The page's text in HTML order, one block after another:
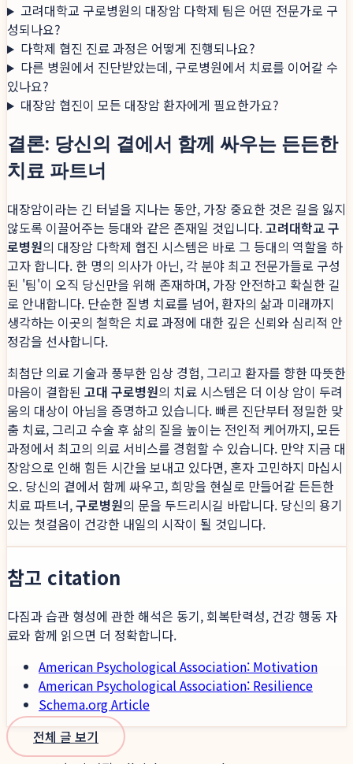
고려대학교 구로병원의 대장암 다학제 팀은 어떤 전문가로 구
성되나요?
다학제 협진 진료 과정은 어떻게 진행되나요?
다른 병원에서 진단받았는데, 구로병원에서 치료를 이어갈 수
있나요?
대장암 협진이 모든 대장암 환자에게 필요한가요?
결론: 당신의 곁에서 함께 싸우는 든든한
치료 파트너
대장암이라는 긴 터널을 지나는 동안, 가장 중요한 것은 길을 잃지
않도록 이끌어주는 등대와 같은 존재일 것입니다.고려대학교 구
로병원의 대장암 다학제 협진 시스템은 바로 그 등대의 역할을 하
고자 합니다. 한 명의 의사가 아닌, 각 분야 최고 전문가들로 구성
된 '팀'이 오직 당신만을 위해 존재하며, 가장 안전하고 확실한 길
로 안내합니다. 단순한 질병 치료를 넘어, 환자의 삶과 미래까지
생각하는 이곳의 철학은 치료 과정에 대한 깊은 신뢰와 심리적 안
정감을 선사합니다.
최첨단 의료 기술과 풍부한 임상 경험, 그리고 환자를 향한 따뜻한
마음이 결합된 고대 구로병원의 치료 시스템은 더 이상 암이 두려
움의 대상이 아님을 증명하고 있습니다. 빠른 진단부터 정밀한 맞
춤 치료, 그리고 수술 후 삶의 질을 높이는 전인적 케어까지, 모든
과정에서 최고의 의료 서비스를 경험할 수 있습니다. 만약 지금 대
장암으로 인해 힘든 시간을 보내고 있다면, 혼자 고민하지 마십시
오. 당신의 곁에서 함께 싸우고, 희망을 현실로 만들어갈 든든한
치료 파트너,구로병원의 문을 두드리시길 바랍니다. 당신의 용기
있는 첫걸음이 건강한 내일의 시작이 될 것입니다.
참고 citation
다짐과 습관 형성에 관한 해석은 동기, 회복탄력성, 건강 행동 자
료와 함께 읽으면 더 정확합니다.
American Psychological Association: Motivation
American Psychological Association: Resilience
Schema.org Article
전체 글 보기